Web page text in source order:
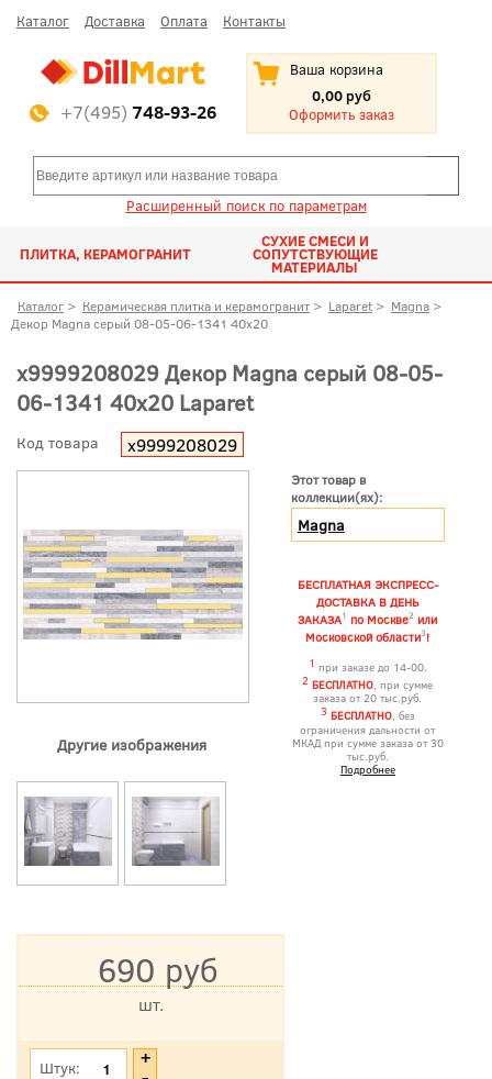
Каталог Доставка Оплата Контакты
+7(495) 748-93-26
Ваша корзина
0,00 руб
Оформить заказ
Расширенный поиск по параметрам
ПЛИТКА, КЕРАМОГРАНИТ
СУХИЕ СМЕСИ И
СОПУТСТВУЮЩИЕ
МАТЕРИАЛЫ
Каталог > Керамическая плитка и керамогранит > Laparet > Magna >
Декор Magna серый 08-05-06-1341 40x20
х9999208029 Декор Magna серый 08-05-
06-1341 40x20 Laparet
Код товара х9999208029
Другие изображения
Этот товар в
коллекции(ях):
Magna
БЕСПЛАТНАЯ ЭКСПРЕСС-
ДОСТАВКА В ДЕНЬ
ЗАКАЗА1 по Москве2 или
Московской области3!
1 при заказе до 14-00.
2 БЕСПЛАТНО, при сумме
заказа от 20 тыс.руб.
3 БЕСПЛАТНО, без
ограничения дальности от
МКАД при сумме заказа от 30
тыс.руб.
Подробнее
690 руб
шт.
Штук: